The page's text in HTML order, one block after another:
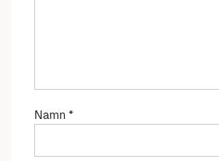
Namn *